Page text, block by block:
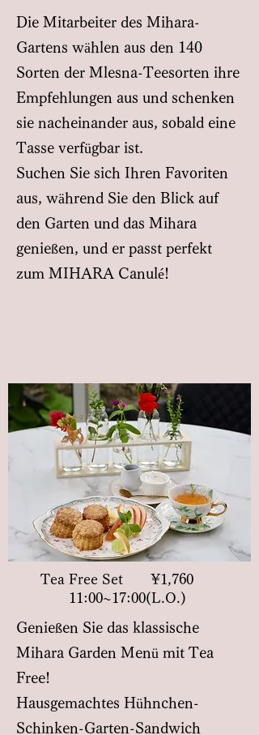
Die Mitarbeiter des Mihara-
Gartens wählen aus den 140
Sorten der Mlesna-Teesorten ihre
Empfehlungen aus und schenken
sie nacheinander aus, sobald eine
Tasse verfügbar ist.
Suchen Sie sich Ihren Favoriten
aus, während Sie den Blick auf
den Garten und das Mihara
genießen, und er passt perfekt
zum MIHARA Canulé!
Tea Free Set ¥1,760
11:00~17:00(L.O.)
Genießen Sie das klassische
Mihara Garden Menü mit Tea
Free!
Hausgemachtes Hühnchen-
Schinken-Garten-Sandwich